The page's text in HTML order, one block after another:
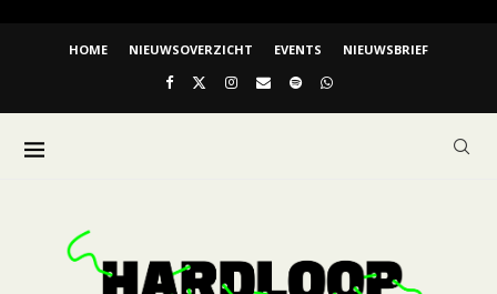
HOME NIEUWSOVERZICHT EVENTS NIEUWSBRIEF